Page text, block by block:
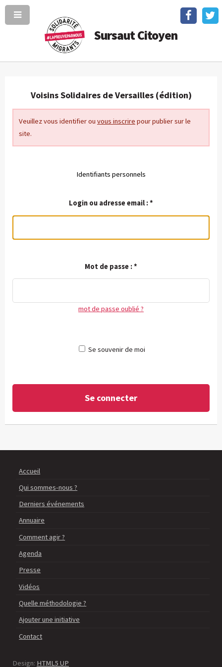
Sursaut Citoyen
Voisins Solidaires de Versailles (édition)
Veuillez vous identifier ou vous inscrire pour publier sur le
site.
Identifiants personnels
Login ou adresse email :*
Mot de passe :*
mot de passe oublié ?
Se souvenir de moi
Accueil
Qui sommes-nous ?
Derniers événements
Annuaire
Comment agir ?
Agenda
Presse
Vidéos
Quelle méthodologie ?
Ajouter une initiative
Contact
Design: HTML5 UP